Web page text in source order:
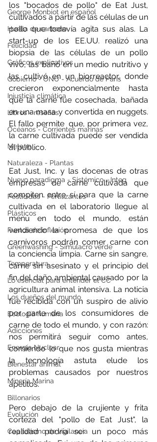
George Monbiot en español
Huella de carbono
Felicidad
Gráficos explicativos
Gobierno - ONU - Acuerdo de Paris
Injusticia climática
Libros - reseñas
Océanos - Corrientes marinas
Metano
Naturaleza - Plantas
Nuevo paradigma - Sistémico - Integ
Pesticidas - Fertilizantes
Plásticos
Puntos de inflexión
Greenwashing - Simulacro verde
Temperatura
Lo esencial para entender el CC
Los dueños del mundo
Ecología humana
Adicciones
Energía Nuclear
Bienestar animal
Minería Marina
Billonarios
Evolución
Capitalismo de vigilancia
los "bocados de pollo" de Eat Just,
cultivados a partir de las células de un
pollo que todavía agita sus alas. La
start-up de los EE.UU. realizó una
biopsia de las células de un pollo
vivo, las bañó en un medio nutritivo y
las cultivó en un biorreactor, donde
crecieron exponencialmente hasta
que la carne fue cosechada, bañada
en una masa y convertida en nuggets.
El fallo permite  que, por primera vez,
la carne cultivada puede ser vendida
al público.
Eat Just, Inc. y las docenas de otras
empresas de carne cultivada que
compiten entre sí para que la carne
cultivada en el laboratorio llegue al
menú en todo el mundo, están
vendiendo la promesa de que los
carnívoros podrán comer carne con
la conciencia limpia. Carne sin sangre,
carne sin asesinato y el principio del
fin del daño ambiental causado por la
agricultura animal intensiva. La noticia
fue recibida con un suspiro de alivio
por parte de los consumidores de
carne de todo el mundo, y con razón:
nos permitirá seguir como antes,
comiendo lo que nos gusta mientras
la tecnología astuta elude los
problemas causados por nuestros
apetitos.
Pero debajo de la crujiente y frita
corteza del "pollo de Eat Just", la
realidad podría ser un poco más